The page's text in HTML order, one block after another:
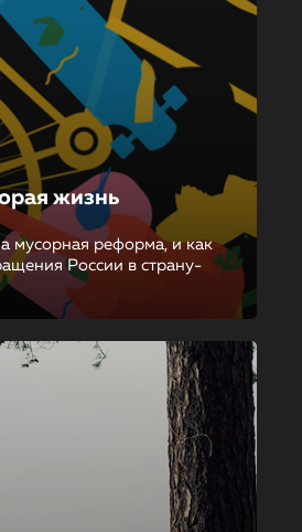
жизнь
мусорная реформа, и как
России в страну-